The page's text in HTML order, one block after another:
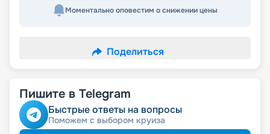
Моментально оповестим о снижении цены
Поделиться
Пишите в Telegram
Быстрые ответы на вопросы
Поможем с выбором круиза